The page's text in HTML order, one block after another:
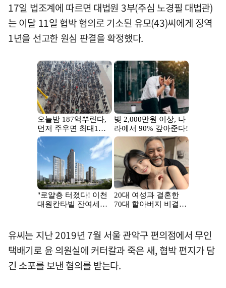
17일 법조계에 따르면 대법원 3부(주심 노경필 대법관)
는 이달 11일 협박 혐의로 기소된 유모(43)씨에게 징역
1년을 선고한 원심 판결을 확정했다.
유씨는 지난 2019년 7월 서울 관악구 편의점에서 무인
택배기로 윤 의원실에 커터칼과 죽은 새, 협박 편지가 담
긴 소포를 보낸 혐의를 받는다.